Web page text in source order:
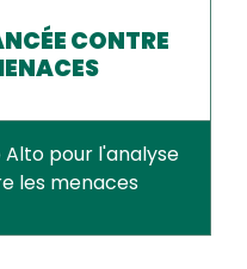
CONTRE
Alto pour l'analyse
les menaces